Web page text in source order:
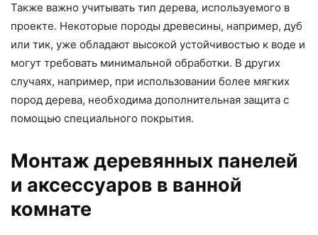
Также важно учитывать тип дерева, используемого в
проекте. Некоторые породы древесины, например, дуб
или тик, уже обладают высокой устойчивостью к воде и
могут требовать минимальной обработки. В других
случаях, например, при использовании более мягких
пород дерева, необходима дополнительная защита с
помощью специального покрытия.
Монтаж деревянных панелей
и аксессуаров в ванной
комнате